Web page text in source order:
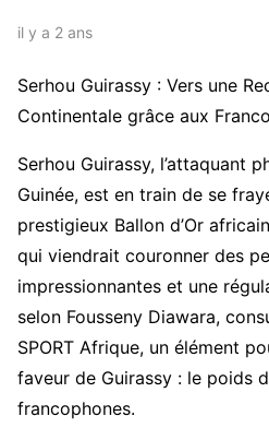
il y a 2 ans
Serhou Guirassy : Vers une
Continentale grâce aux
Serhou Guirassy, l’attaquant
Guinée, est en train de se
prestigieux Ballon d’Or
qui viendrait couronner des
impressionnantes et une
selon Fousseny Diawara,
SPORT Afrique, un élément
faveur de Guirassy : le poids
francophones.